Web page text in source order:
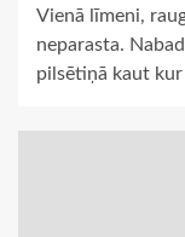
Vienā līmeni,
neparasta.
pilsētiņā kaut kur